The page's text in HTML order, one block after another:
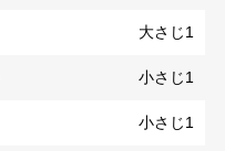
大さじ1
小さじ1
小さじ1